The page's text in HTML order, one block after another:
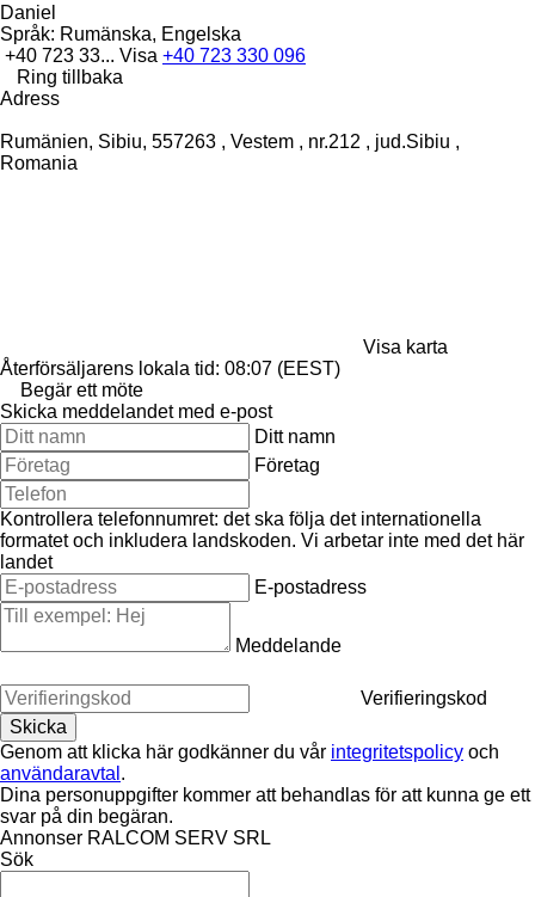
Daniel
Språk: Rumänska, Engelska
+40 723 33... Visa +40 723 330 096
Ring tillbaka
Adress
Rumänien, Sibiu, 557263 , Vestem , nr.212 , jud.Sibiu ,
Romania
Visa karta
Återförsäljarens lokala tid: 08:07 (EEST)
Begär ett möte
Skicka meddelandet med e-post
Ditt namn
Företag
Kontrollera telefonnumret: det ska följa det internationella
formatet och inkludera landskoden. Vi arbetar inte med det här
landet
E-postadress
Meddelande
Verifieringskod
Genom att klicka här godkänner du vår integritetspolicy och
användaravtal .
Dina personuppgifter kommer att behandlas för att kunna ge ett
svar på din begäran.
Annonser RALCOM SERV SRL
Sök